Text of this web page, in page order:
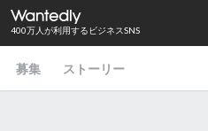
400万人が利用するビジネスSNS
募集 ストーリー